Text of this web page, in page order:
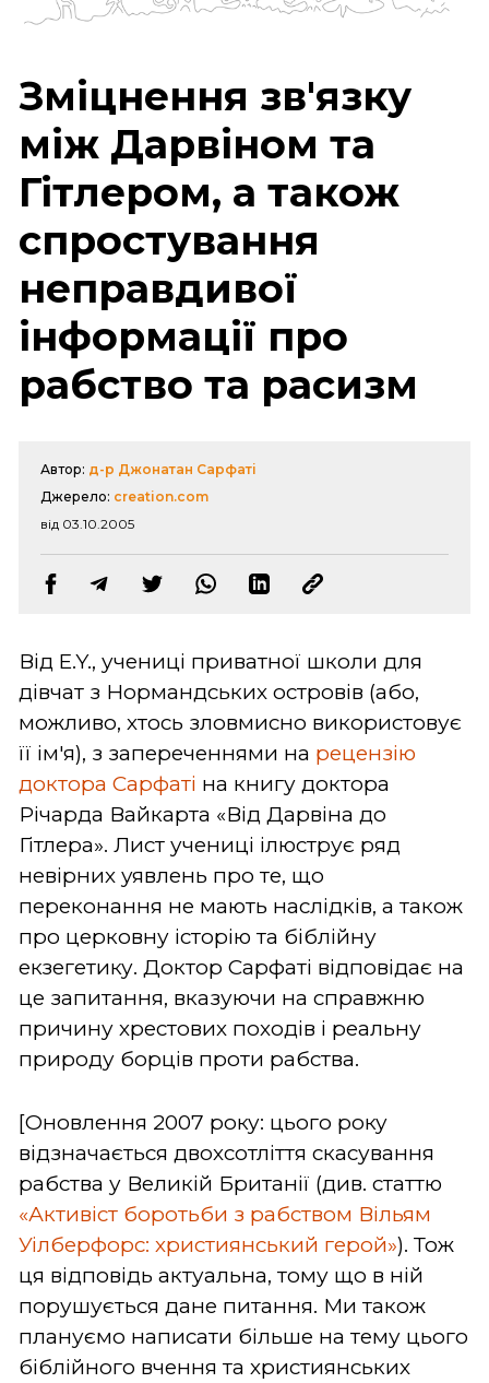
Зміцнення зв'язку
між Дарвіном та
Гітлером, а також
спростування
неправдивої
інформації про
рабство та расизм
Автор: д-р Джонатан Сарфаті
Джерело: creation.com
від 03.10.2005
Від E.Y., учениці приватної школи для
дівчат з Нормандських островів (або,
можливо, хтось зловмисно використовує
її ім'я), з запереченнями на рецензію
доктора Сарфаті на книгу доктора
Річарда Вайкарта «Від Дарвіна до
Гітлера». Лист учениці ілюструє ряд
невірних уявлень про те, що
переконання не мають наслідків, а також
про церковну історію та біблійну
екзегетику. Доктор Сарфаті відповідає на
це запитання, вказуючи на справжню
причину хрестових походів і реальну
природу борців проти рабства.
[Оновлення 2007 року: цього року
відзначається двохсотліття скасування
рабства у Великій Британії (див. статтю
«Активіст боротьби з рабством Вільям
Уілберфорс: християнський герой»). Тож
ця відповідь актуальна, тому що в ній
порушується дане питання. Ми також
плануємо написати більше на тему цього
біблійного вчення та християнських